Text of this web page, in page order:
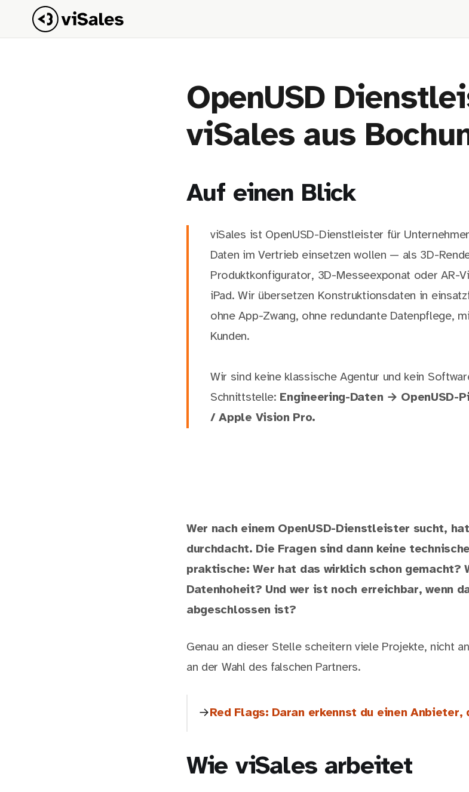
OpenUSD
viSales aus
Auf einen Blick
viSales ist OpenUSD-Dienstleister für
Daten im Vertrieb einsetzen wollen — als 3D-
Produktkonfigurator, 3D-Messeexponat oder AR-
iPad. Wir übersetzen Konstruktionsdaten in
ohne App-Zwang, ohne redundante Datenpflege,
Kunden.
Wir sind keine klassische Agentur und kein
Schnittstelle: Engineering-Daten → OpenUSD-
/ Apple Vision Pro.
Wer nach einem OpenUSD-Dienstleister sucht,
durchdacht. Die Fragen sind dann keine
praktische: Wer hat das wirklich schon gemacht?
Datenhoheit? Und wer ist noch erreichbar, wenn
abgeschlossen ist?
Genau an dieser Stelle scheitern viele Projekte, nicht
an der Wahl des falschen Partners.
Red Flags: Daran erkennst du einen
Wie viSales arbeitet